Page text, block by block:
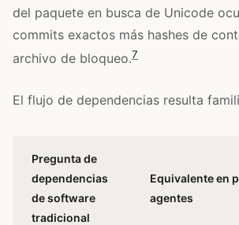
del paquete en busca de Unicode
commits exactos más hashes de
archivo de bloqueo.7
El flujo de dependencias resulta
Pregunta de
dependencias
de software
tradicional
Equivalente en
agentes